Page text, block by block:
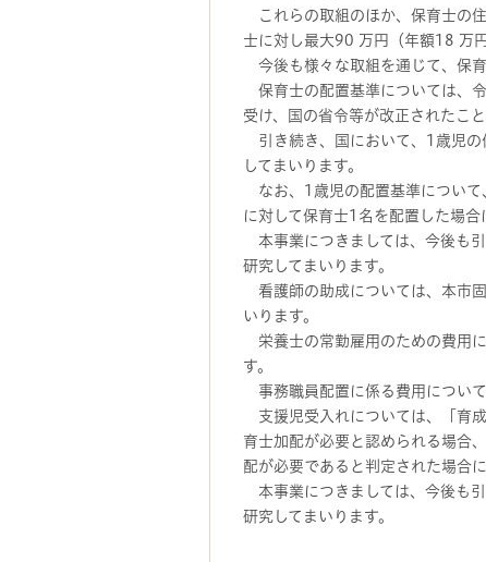
これらの取組のほか、保育士の
士に対し最大90 万円（年額18 万
今後も様々な取組を通じて、保
保育士の配置基準については、
受け、国の省令等が改正されたこ
引き続き、国において、1歳児の
してまいります。
なお、1歳児の配置基準について
に対して保育士1名を配置した場合
本事業につきましては、今後も
研究してまいります。
看護師の助成については、本市
いります。
栄養士の常勤雇用のための費用
す。
事務職員配置に係る費用につい
支援児受入れについては、「育
育士加配が必要と認められる場合
配が必要であると判定された場合
本事業につきましては、今後も
研究してまいります。